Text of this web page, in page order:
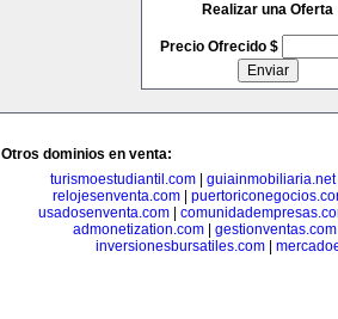
Realizar una Oferta
Precio Ofrecido $
Otros dominios en venta:
turismoestudiantil.com| guiainmobiliaria.net
relojesenventa.com|
usadosenventa.com|
admonetization.com| gestionventas.com
inversionesbursatiles.com|